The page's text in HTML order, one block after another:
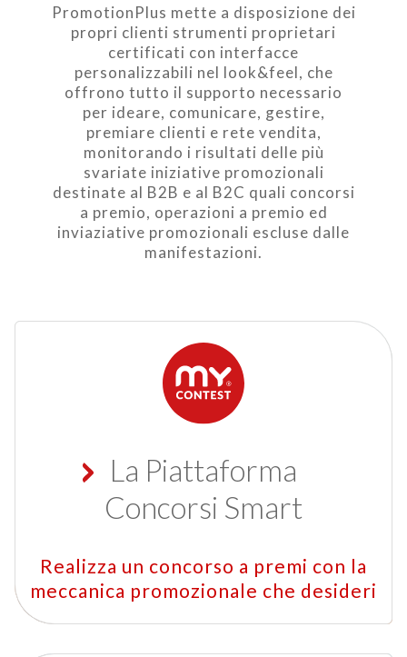
PromotionPlus mette a disposizione dei
propri clienti strumenti proprietari
certificati con interfacce
personalizzabili nel look&feel, che
offrono tutto il supporto necessario
per ideare, comunicare, gestire,
premiare clienti e rete vendita,
monitorando i risultati delle più
svariate iniziative promozionali
destinate al B2B e al B2C quali concorsi
a premio, operazioni a premio ed
inviaziative promozionali escluse dalle
manifestazioni.
La Piattaforma
Concorsi Smart
Realizza un concorso a premi con la
meccanica promozionale che desideri